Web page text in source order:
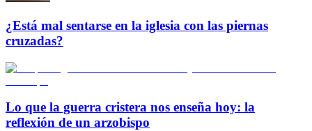
¿Está mal sentarse en la iglesia con las piernas
cruzadas?
Lo que la guerra cristera nos enseña hoy: la
reflexión de un arzobispo